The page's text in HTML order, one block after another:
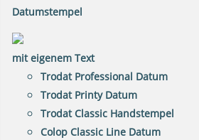
Datumstempel
mit eigenem Text
Trodat Professional Datum
Trodat Printy Datum
Trodat Classic Handstempel
Colop Classic Line Datum